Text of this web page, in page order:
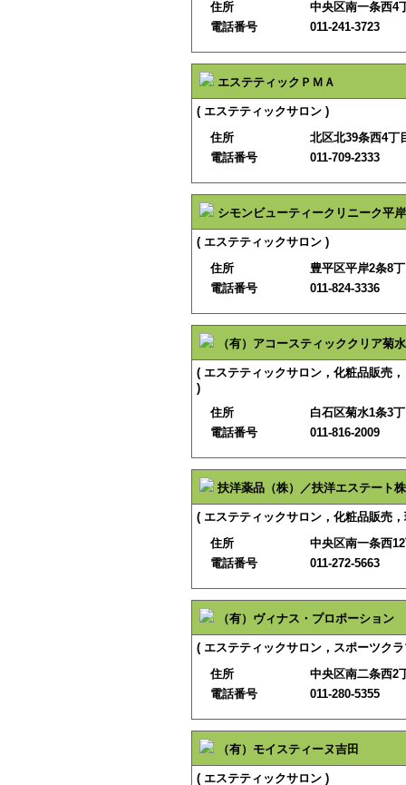
住所
中央区南一条西4
電話番号
011-241-3723
エステティックＰＭＡ
( エステティックサロン )
住所
北区北39条西4丁
電話番号
011-709-2333
シモンビューティークリニーク平
( エステティックサロン )
住所
豊平区平岸2条8
電話番号
011-824-3336
（有）アコースティッククリア菊
( エステティックサロン，化粧品販売
)
住所
白石区菊水1条3
電話番号
011-816-2009
扶洋薬品（株）／扶洋エステート
( エステティックサロン，化粧品販売
住所
中央区南一条西
電話番号
011-272-5663
（有）ヴィナス・プロポーション
( エステティックサロン，スポーツク
住所
中央区南二条西2
電話番号
011-280-5355
（有）モイスティーヌ吉田
( エステティックサロン )